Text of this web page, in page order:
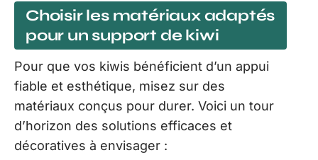
Choisir les matériaux adaptés
pour un support de kiwi
Pour que vos kiwis bénéficient d’un appui
fiable et esthétique, misez sur des
matériaux conçus pour durer. Voici un tour
d’horizon des solutions efficaces et
décoratives à envisager :